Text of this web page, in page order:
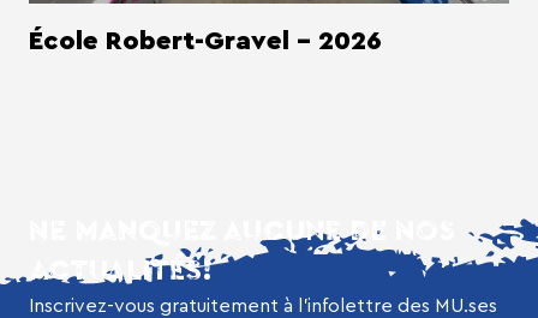
École Robert-Gravel - 2026
NE MANQUEZ AUCUNE DE NOS
ACTUALITÉS!
Inscrivez-vous gratuitement à l’infolettre des MU.ses